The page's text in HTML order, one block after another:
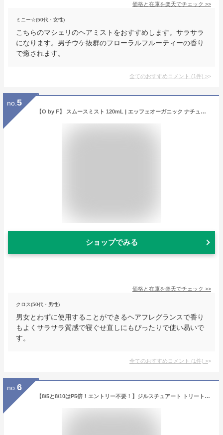
価格と在庫を楽天でチェック >>
ミニー☆(50代・女性)
こちらのマシェリのヘアミストをおすすめします。サラサラ
になります。男子ウケ抜群のフローラルフルーティーの香り
で癒されます。
全てのおすすめコメント (1件) >
no. 5
【O by F】 スムースミスト 120mL | エッフェオーガニック ナチュラル オーバイエッフェ スムースミスト トリートメント スプレー コスメキッチン ヘアミスト いい香り サラサラ 寝ぐせ直し 寝ぐせ直しスプレー 保湿 髪 女性 メンズ
ショップでみる
価格と在庫を楽天でチェック >>
クロス(50代・男性)
男女とわずに使用することができるヘアフレグランスで香り
もよくサラサラ質感で寝ぐせ直しにもぴったりで使い易いで
す。
全てのおすすめコメント (1件) >
no. 6
【8/5と8/10はP5倍！エントリー不要！】ジルスチュアート トリートメント ヘアミスト ホワイトフローラル 200ml 【JILL STUART】【W_254】